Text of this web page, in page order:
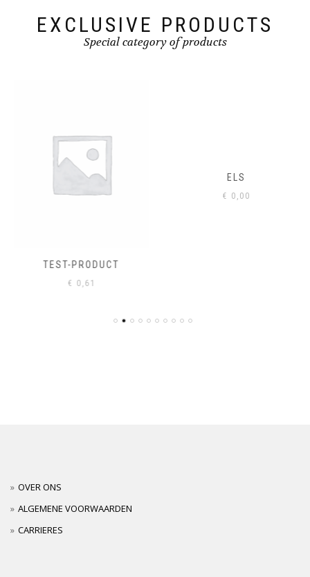
EXCLUSIVE PRODUCTS
Special category of products
TEST-PRODUCT
€0,61
ELS
€0,00
OVER ONS
ALGEMENE VOORWAARDEN
CARRIERES